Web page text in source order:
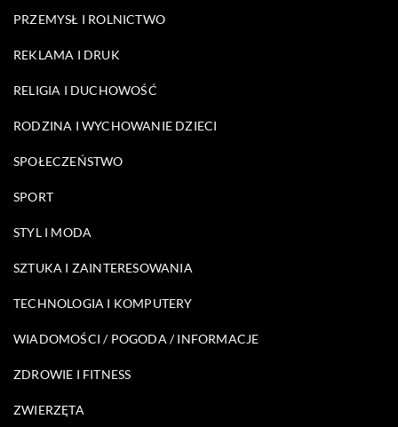
PRZEMYSŁ I ROLNICTWO
REKLAMA I DRUK
RELIGIA I DUCHOWOŚĆ
RODZINA I WYCHOWANIE DZIECI
SPOŁECZEŃSTWO
SPORT
STYL I MODA
SZTUKA I ZAINTERESOWANIA
TECHNOLOGIA I KOMPUTERY
WIADOMOŚCI / POGODA / INFORMACJE
ZDROWIE I FITNESS
ZWIERZĘTA